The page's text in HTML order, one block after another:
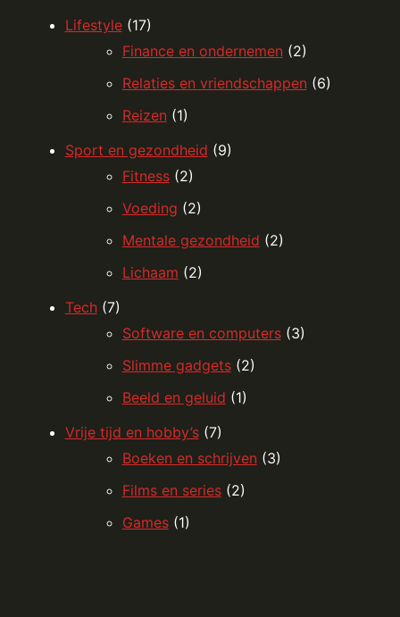
Lifestyle(17)
Finance en ondernemen (2)
Relaties en vriendschappen (6)
Reizen (1)
Sport en gezondheid (9)
Fitness(2)
Voeding (2)
Mentale gezondheid (2)
Lichaam (2)
Tech(7)
Software en computers(3)
Slimme gadgets(2)
Beeld en geluid (1)
Vrije tijd en hobby’s(7)
Boeken en schrijven (3)
Films en series(2)
Games(1)